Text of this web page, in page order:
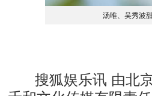
汤唯、吴秀波
搜狐娱乐讯 由北京